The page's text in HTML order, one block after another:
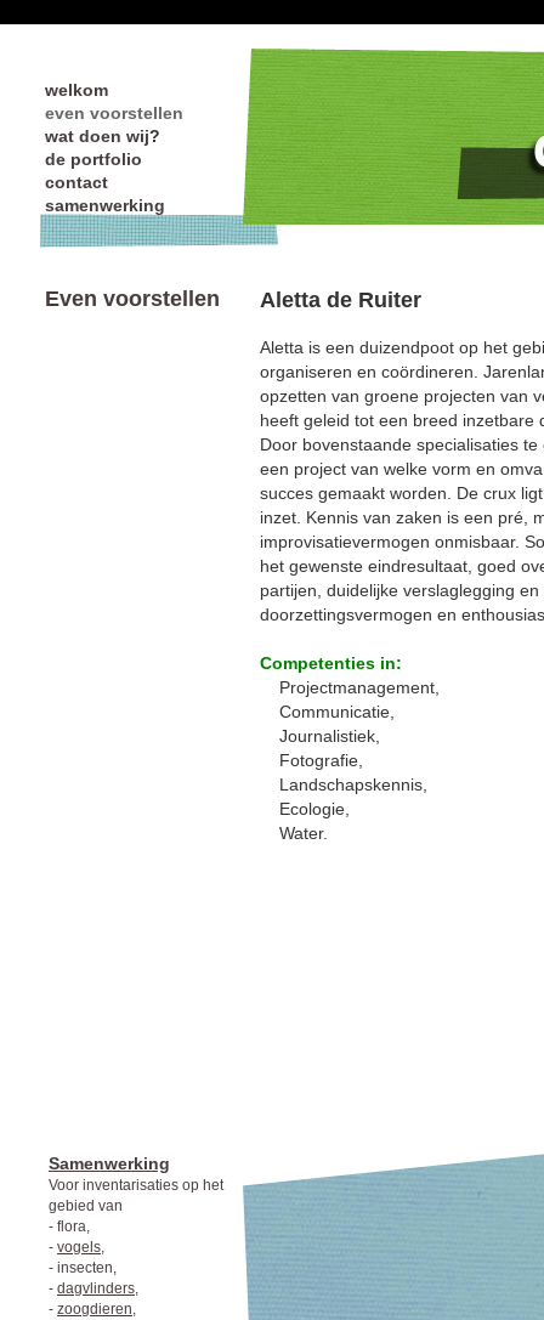
Aletta de Ruiter
Aletta is een duizendpoot op het
organiseren en coördineren.
opzetten van groene projecten van
heeft geleid tot een breed inzetbare
Door bovenstaande specialisaties
een project van welke vorm en
succes gemaakt worden. De crux
inzet. Kennis van zaken is een pré,
improvisatievermogen onmisbaar.
het gewenste eindresultaat, goed
partijen, duidelijke verslaglegging
doorzettingsvermogen en
Competenties in:
Projectmanagement,
Communicatie,
Journalistiek,
Fotografie,
Landschapskennis,
Ecologie,
Water.
Even voorstellen
Samenwerking
Voor inventarisaties op het
gebied van
- flora,
- vogels,
- insecten,
- dagvlinders,
- zoogdieren,
welkom
even voorstellen
wat doen wij?
de portfolio
contact
samenwerking